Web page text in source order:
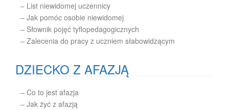
– List niewidomej uczennicy
– Jak pomóc osobie niewidomej
– Słownik pojęć tyflopedagogicznych
– Zalecenia do pracy z uczniem słabowidzącym
DZIECKO Z AFAZJĄ
– Co to jest afazja
– Jak żyć z afazją